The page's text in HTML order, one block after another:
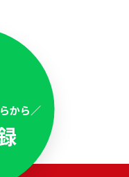
から／